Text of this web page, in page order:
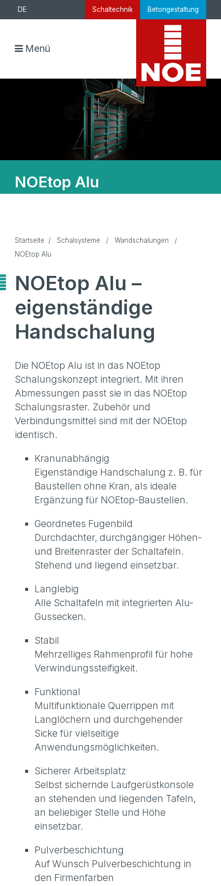
DE Schaltechnik Betongestaltung
Menü
NOEtop Alu
Startseite / Schalsysteme / Wandschalungen
/
NOEtop Alu
NOEtop Alu –
eigenständige
Handschalung
Die NOEtop Alu ist in das NOEtop
Schalungskonzept integriert. Mit ihren
Abmessungen passt sie in das NOEtop
Schalungsraster. Zubehör und
Verbindungsmittel sind mit der NOEtop
identisch.
Kranunabhängig
Eigenständige Handschalung z. B. für
Baustellen ohne Kran, als ideale
Ergänzung für NOEtop-Baustellen.
Geordnetes Fugenbild
Durchdachter, durchgängiger Höhen-
und Breitenraster der Schaltafeln.
Stehend und liegend einsetzbar.
Langlebig
Alle Schaltafeln mit integrierten Alu-
Gussecken.
Stabil
Mehrzelliges Rahmenprofil für hohe
Verwindungssteifigkeit.
Funktional
Multifunktionale Querrippen mit
Langlöchern und durchgehender
Sicke für vielseitige
Anwendungsmöglichkeiten.
Sicherer Arbeitsplatz
Selbst sichernde Laufgerüstkonsole
an stehenden und liegenden Tafeln,
an beliebiger Stelle und Höhe
einsetzbar.
Pulverbeschichtung
Auf Wunsch Pulverbeschichtung in
den Firmenfarben